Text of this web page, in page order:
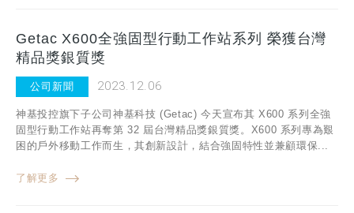
Getac X600全強固型行動工作站系列 榮獲台灣
精品獎銀質獎
公司新聞 2023.12.06
神基投控旗下子公司神基科技 (Getac) 今天宣布其 X600 系列全強
固型行動工作站再奪第 32 屆台灣精品獎銀質獎。X600 系列專為艱
困的戶外移動工作而生，其創新設計，結合強固特性並兼顧環保...
了解更多